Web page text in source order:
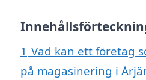
1 Vad kan ett företag
på magasinering i